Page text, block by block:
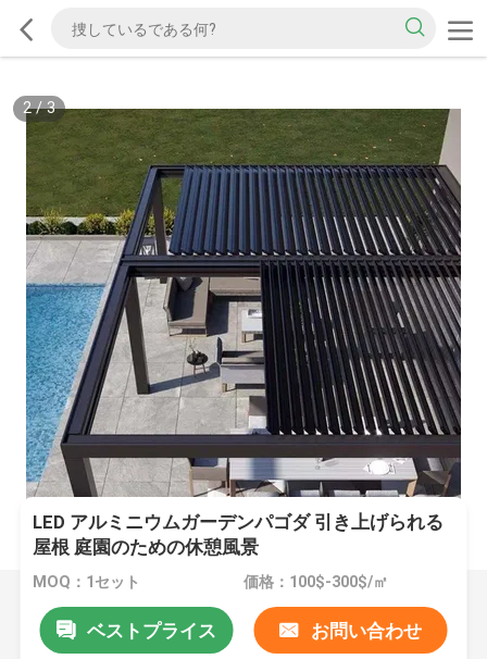
2/3
LED アルミニウムガーデンパゴダ 引き上げられる
屋根 庭園のための休憩風景
MOQ：1セット 価格：100$-300$/㎡
ベストプライス お問い合わせ